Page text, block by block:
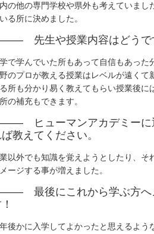
の他の専門学校や県外も考えていまし
る所に決めました。
先生や授業内容はどうで
で学んでいた所もあって自信もあった
のプロが教える授業はレベルが遠くて
所も分かり易く教えてもらい授業後に
の補充もできます。
ヒューマンアカデミーに
教えてください。
以外でも知識を覚えようとしたり、そ
ージする事が増えました。
最後にこれから学ぶ方へ
後かに入学してよかったと思えるよう